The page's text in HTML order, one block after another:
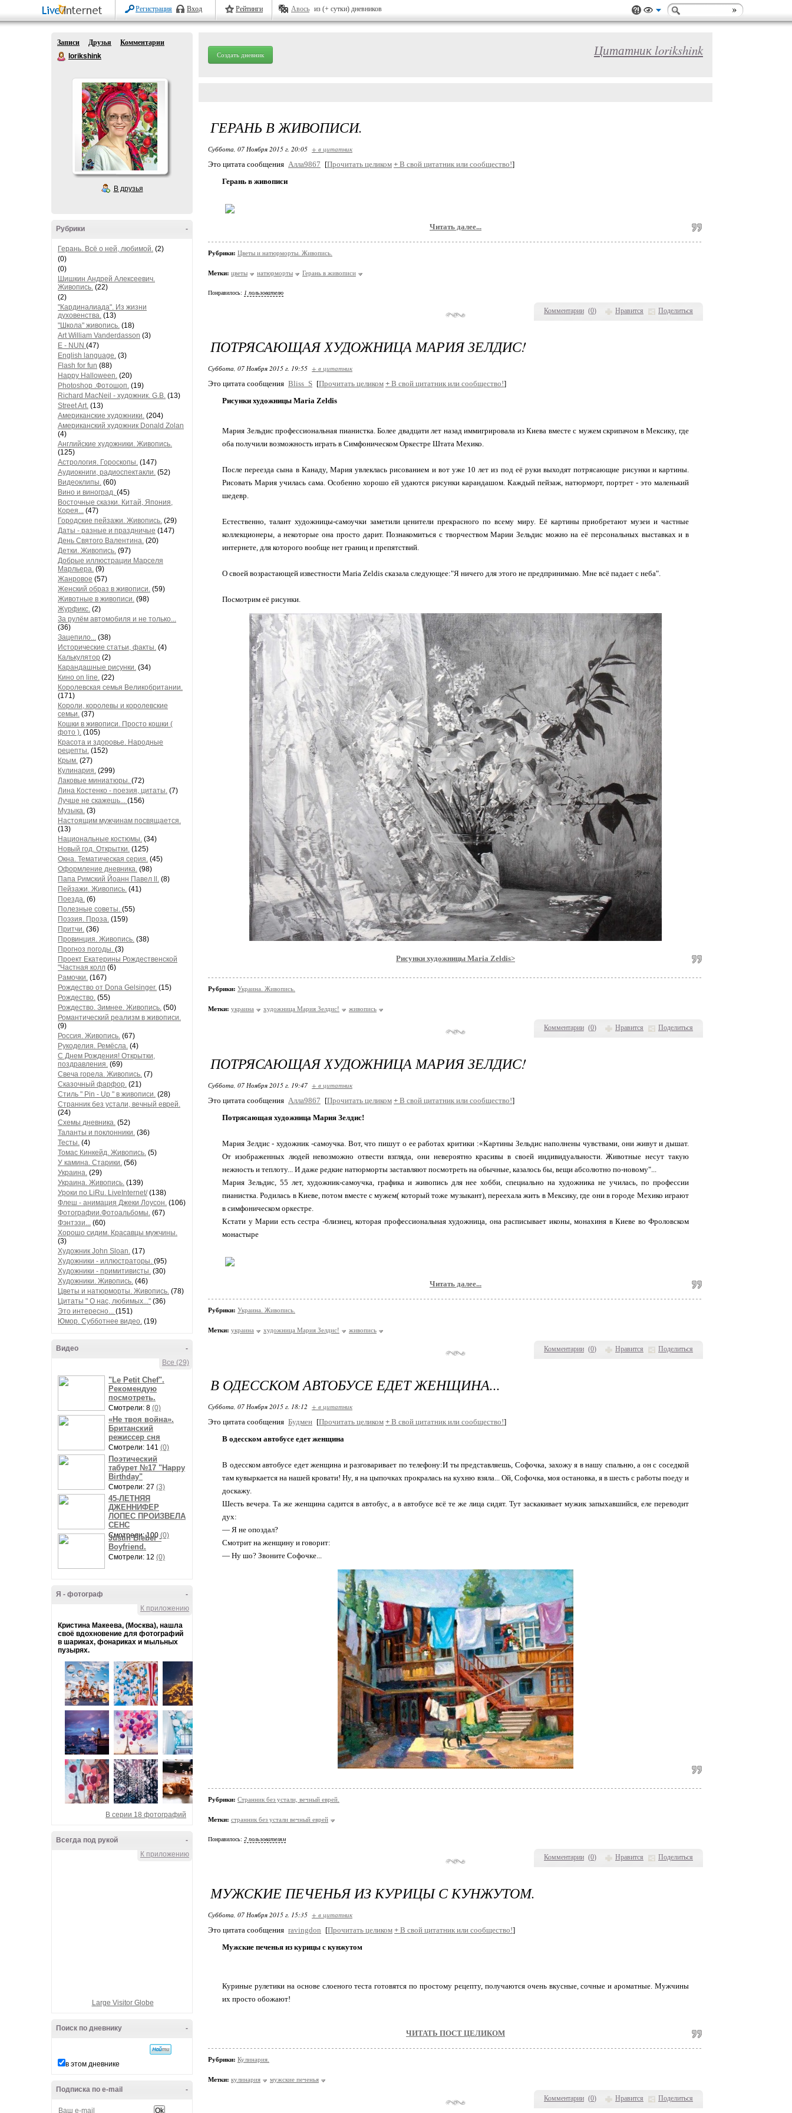
Регистрация Вход Рейтинги Авось из (+ сутки) дневников
Записи Друзья
Комментарии
lorikshink
В друзья
-
Рубрики
Герань. Всё о ней, любимой. (2)
(0)
(0)
Шишкин Андрей Алексеевич.
Живопись. (22)
(2)
"Кардиналиада". Из жизни
духовенства. (13)
"Школа" живопись. (18)
Art William Vanderdasson (3)
E - NUN (47)
English language. (3)
Flash for fun (88)
Happy Halloween. (20)
Photoshop .Фотошоп. (19)
Richard MacNeil - художник. G.B. (13)
Street Art. (13)
Американские художники. (204)
Американский художник Donald Zolan
(4)
Английские художники. Живопись.
(125)
Астрология. Гороскопы. (147)
Аудиокниги, радиоспектакли. (52)
Видеоклипы. (60)
Вино и виноград. (45)
Восточные сказки. Китай, Япония,
Корея... (47)
Городские пейзажи. Живопись. (29)
Даты - разные и праздничые (147)
День Святого Валентина. (20)
Детки. Живопись. (97)
Добрые иллюстрации Марселя
Марльера. (9)
Жанровое (57)
Женский образ в живописи. (59)
Животные в живописи. (98)
Журфикс. (2)
За рулём автомобиля и не только...
(36)
Зацепило... (38)
Исторические статьи, факты. (4)
Калькулятор (2)
Карандашные рисунки. (34)
Кино on line. (22)
Королевская семья Великобритании.
(171)
Короли, королевы и королевские
семьи. (37)
Кошки в живописи. Просто кошки (
фото ). (105)
Красота и здоровье. Народные
рецепты. (152)
Крым. (27)
Кулинария. (299)
Лаковые миниатюры. (72)
Лина Костенко - поезия, цитаты. (7)
Лучше не скажешь... (156)
Музыка. (3)
Настоящим мужчинам посвящается.
(13)
Национальные костюмы. (34)
Новый год. Открытки. (125)
Окна. Тематическая серия. (45)
Оформление дневника. (98)
Папа Римский Йоанн Павел ll. (8)
Пейзажи. Живопись. (41)
Поезда. (6)
Полезные советы. (55)
Поэзия. Проза. (159)
Притчи. (36)
Провинция. Живопись. (38)
Прогноз погоды. (3)
Проект Екатерины Рождественской
"Частная колл (6)
Рамочки. (167)
Рождество от Dona Gelsinger. (15)
Рождество. (55)
Рождество. Зимнее. Живопись. (50)
Романтический реализм в живописи.
(9)
Россия. Живопись. (67)
Рукоделия. Ремёсла. (4)
С Днем Рождения! Открытки,
поздравления. (69)
Свеча горела. Живопись. (7)
Сказочный фарфор. (21)
Стиль " Pin - Up " в живописи. (28)
Странник без устали, вечный еврей.
(24)
Схемы дневника. (52)
Таланты и поклонники. (36)
Тесты. (4)
Томас Кинкейд. Живопись. (5)
У камина. Старики. (56)
Украина. (29)
Украина. Живопись. (139)
Уроки по LiRu. LiveInternet/(138)
Флеш - анимация Джеки Лоусон. (106)
Фотографии.Фотоальбомы. (67)
Фэнтэзи... (60)
Хорошо сидим. Красавцы мужчины.
(3)
Художник John Sloan. (17)
Художники - иллюстраторы. (95)
Художники - примитивисты. (30)
Художники. Живопись. (46)
Цветы и натюрморты. Живопись. (78)
Цитаты " О нас, любимых..." (36)
Это интересно... (151)
Юмор. Субботнее видео. (19)
-
Видео
Все (29)
"Le Petit Chef".
Рекомендую
посмотреть.
Смотрели: 8 (0)
«Не твоя война».
Британский
режиссер сня
Смотрели: 141 (0)
Поэтический
табурет №17 "Happy
Birthday"
Смотрели: 27 (3)
45-ЛЕТНЯЯ
ДЖЕННИФЕР
ЛОПЕС ПРОИЗВЕЛА
СЕНС
Смотрели: 100 (0)
Justin Bieber -
Boyfriend.
Смотрели: 12 (0)
-
Я - фотограф
К приложению
Кристина Макеева, (Москва), нашла
своё вдохновение для фотографий
в шариках, фонариках и мыльных
пузырях.
В серии 18 фотографий
-
Всегда под рукой
К приложению
Large Visitor Globe
-
Поиск по дневнику
в этом дневнике
-
Подписка по e-mail
Создать дневник Цитатник lorikshink
Комментарии (0) Нравится Поделиться
ГЕРАНЬ В ЖИВОПИСИ.
Суббота, 07 Ноября 2015 г. 20:05 + в цитатник
Это цитата сообщения Алла9867 [Прочитать целиком + В свой цитатник или сообщество!]
Герань в живописи
Читать далее...
Рубрики: Цветы и натюрморты. Живопись.
Метки: цветы натюрморты Герань в живописи
Понравилось: 1 пользователю
Комментарии (0) Нравится Поделиться
ПОТРЯСАЮЩАЯ ХУДОЖНИЦА МАРИЯ ЗЕЛДИС!
Суббота, 07 Ноября 2015 г. 19:55 + в цитатник
Это цитата сообщения Bliss_S [Прочитать целиком + В свой цитатник или сообщество!]
Рисунки художницы Maria Zeldis
Мария Зельдис профессиональная пианистка. Более двадцати лет назад иммигрировала из Киева вместе с мужем скрипачом в Мексику, где
оба получили возможность играть в Симфоническом Оркестре Штата Мехико.
После переезда сына в Канаду, Мария увлеклась рисованием и вот уже 10 лет из под её руки выходят потрясающие рисунки и картины.
Рисовать Мария училась сама. Особенно хорошо ей удаются рисунки карандашом. Каждый пейзаж, натюрморт, портрет - это маленький
шедевр.
Естественно, талант художницы-самоучки заметили ценители прекрасного по всему миру. Её картины приобретают музеи и частные
коллекционеры, а некоторые она просто дарит. Познакомиться с творчеством Марии Зельдис можно на её персональных выставках и в
интернете, для которого вообще нет границ и препятствий.
О своей возрастающей известности Maria Zeldis сказала следующее:"Я ничего для этого не предпринимаю. Мне всё падает с неба".
Посмотрим её рисунки.
Рисунки художницы Maria Zeldis>
Рубрики: Украина. Живопись.
Метки: украина художница Мария Зелдис! живопись
Комментарии (0) Нравится Поделиться
ПОТРЯСАЮЩАЯ ХУДОЖНИЦА МАРИЯ ЗЕЛДИС!
Суббота, 07 Ноября 2015 г. 19:47 + в цитатник
Это цитата сообщения Алла9867 [Прочитать целиком + В свой цитатник или сообщество!]
Потрясающая художница Мария Зелдис!
Мария Зелдис - художник -самоучка. Вот, что пишут о ее работах критики :«Картины Зельдис наполнены чувствами, они живут и дышат.
От изображенных людей невозможно отвести взгляда, они невероятно красивы в своей индивидуальности. Животные несут такую
нежность и теплоту... И даже редкие натюрморты заставляют посмотреть на обычные, казалось бы, вещи абсолютно по-новому"...
Мария Зельдис, 55 лет, художник-самоучка, графика и живопись для нее хобби, специально на художника не училась, по профессии
пианистка. Родилась в Киеве, потом вместе с мужем( который тоже музыкант), переехала жить в Мексику, где они в городе Мехико играют
в симфоническом оркестре.
Кстати у Марии есть сестра -близнец, которая профессиональная художница, она расписывает иконы, монахиня в Киеве во Фроловском
монастыре
Читать далее...
Рубрики: Украина. Живопись.
Метки: украина художница Мария Зелдис! живопись
Комментарии (0) Нравится Поделиться
В ОДЕССКОМ АВТОБУСЕ ЕДЕТ ЖЕНЩИНА...
Суббота, 07 Ноября 2015 г. 18:12 + в цитатник
Это цитата сообщения Будмен [Прочитать целиком + В свой цитатник или сообщество!]
В одесском автобусе едет женщина
В одесском автобусе едет женщина и разговаривает по телефону:И ты представляешь, Софочка, захожу я в нашу спальню, а он с соседкой
там кувыркается на нашей кровати! Ну, я на цыпочках прокралась на кухню взяла... Ой, Софочка, моя остановка, я в шесть с работы поеду и
доскажу.
Шесть вечера. Та же женщина садится в автобус, а в автобусе всё те же лица сидят. Тут заскакивает мужик запыхавшийся, еле переводит
дух:
— Я не опоздал?
Смотрит на женщину и говорит:
— Ну шо? Звоните Софочке...
Рубрики: Странник без устали, вечный еврей.
Метки: странник без устали вечный еврей
Понравилось: 2 пользователям
Комментарии (0) Нравится Поделиться
МУЖСКИЕ ПЕЧЕНЬЯ ИЗ КУРИЦЫ С КУНЖУТОМ.
Суббота, 07 Ноября 2015 г. 15:35 + в цитатник
Это цитата сообщения ravingdon [Прочитать целиком + В свой цитатник или сообщество!]
Мужские печенья из курицы с кунжутом
Куриные рулетики на основе слоеного теста готовятся по простому рецепту, получаются очень вкусные, сочные и ароматные. Мужчины
их просто обожают!
ЧИТАТЬ ПОСТ ЦЕЛИКОМ
Рубрики: Кулинария.
Метки: кулинария мужские печенья